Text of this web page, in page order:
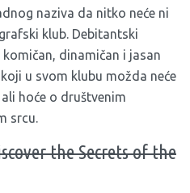
naziva da nitko neće ni
klub. Debitantski
dinamičan i jasan
u svom klubu možda neće
hoće o društvenim
srcu.
the Secrets of the